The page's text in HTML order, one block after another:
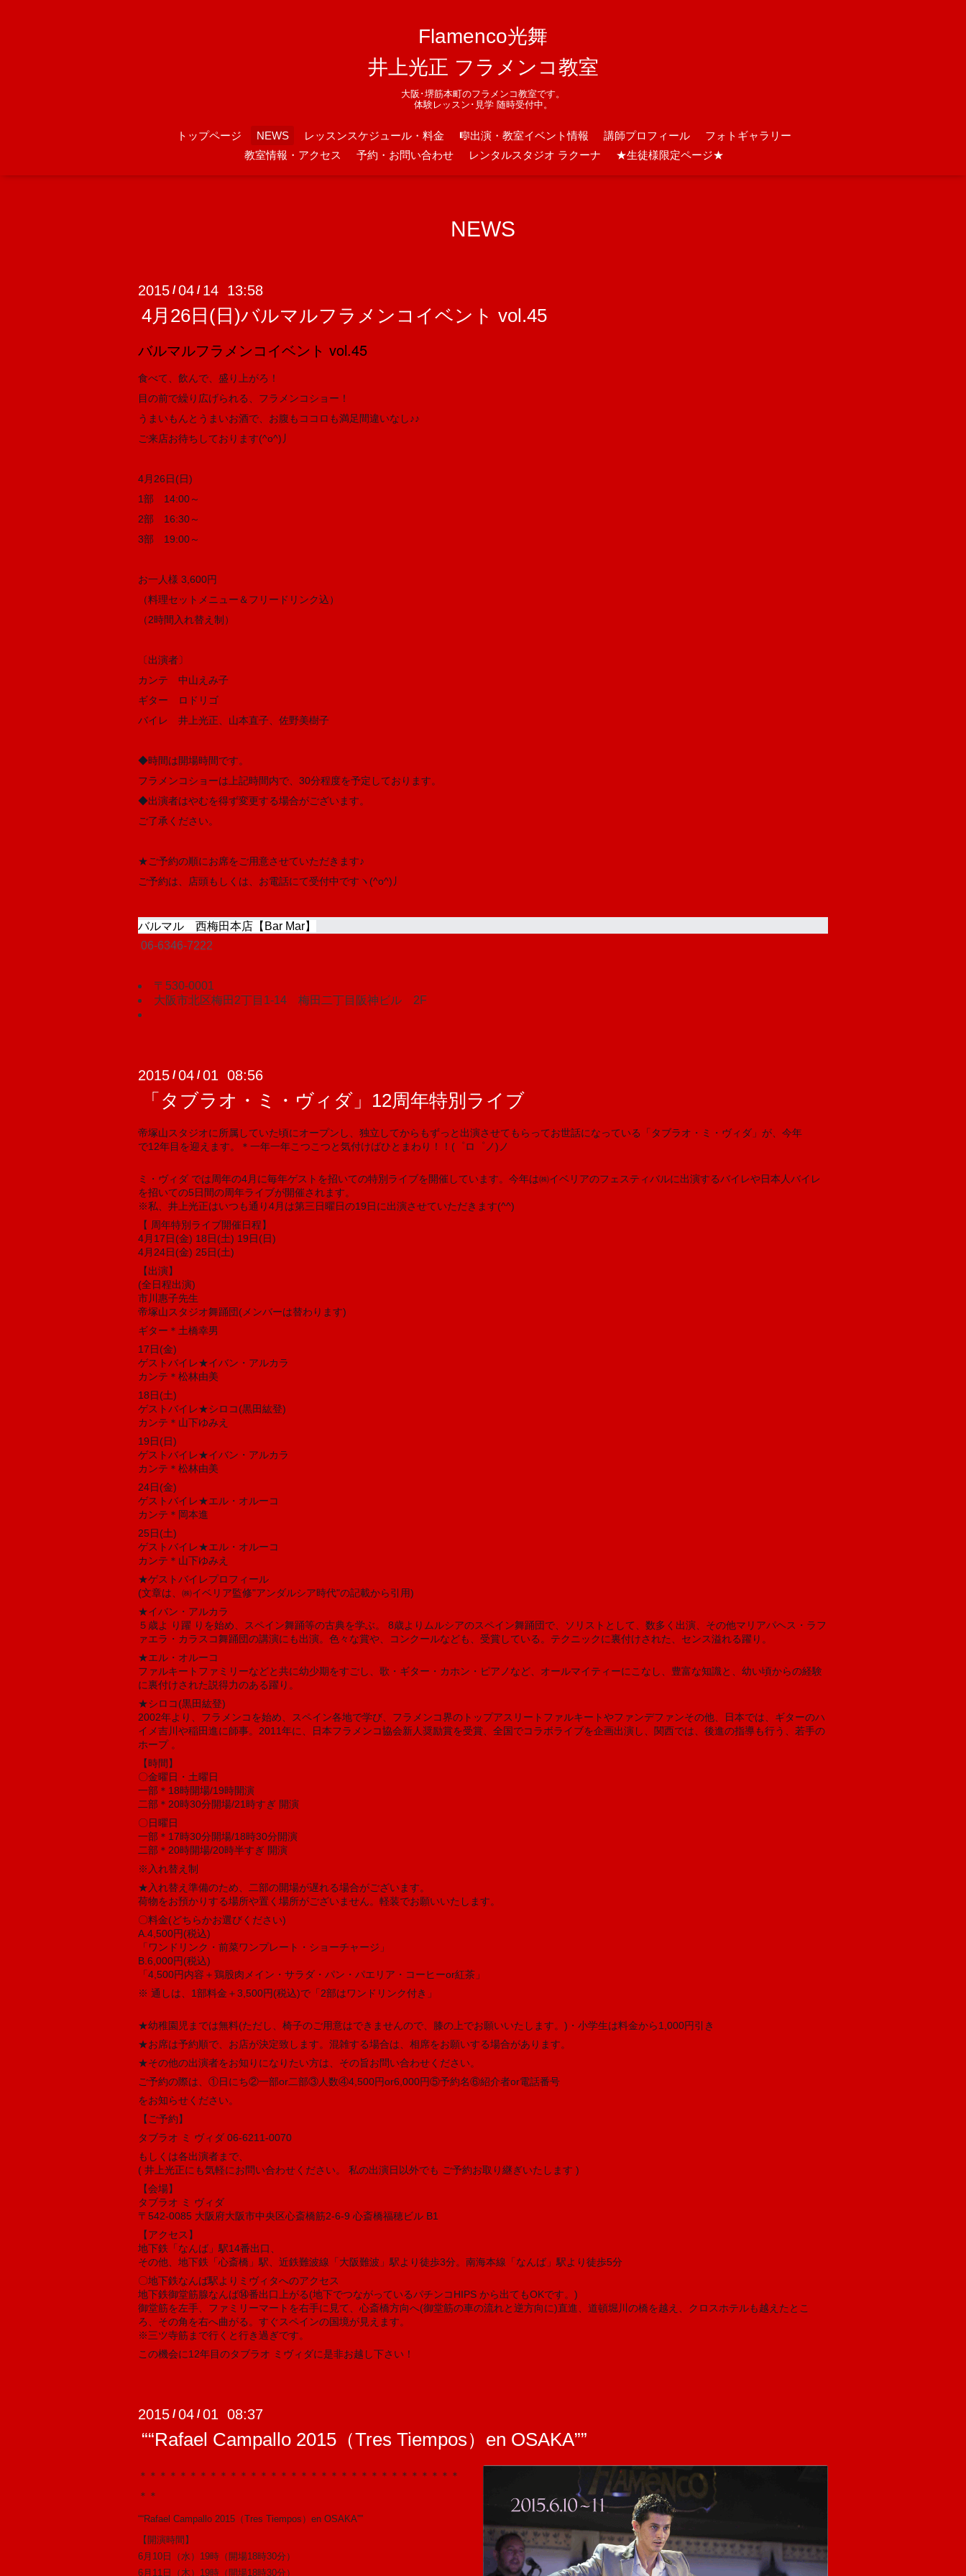
Flamenco光舞
井上光正 フラメンコ教室
大阪･堺筋本町のフラメンコ教室です。
体験レッスン･見学 随時受付中。
トップページ NEWS レッスンスケジュール・料金 🎼出演・教室イベント情報 講師プロフィール
フォトギャラリー
教室情報・アクセス
予約・お問い合わせ レンタルスタジオ ラクーナ ★生徒様限定ページ★
NEWS
2015 /04 / 14 13:58
4月26日(日)バルマルフラメンコイベント vol.45
バルマルフラメンコイベント vol.45
食べて、飲んで、盛り上がろ！
目の前で繰り広げられる、フラメンコショー！
うまいもんとうまいお酒で、お腹もココロも満足間違いな し♪♪
ご来店お待ちしております(^o^)丿
4月26日(日)
1部 14:00～
2部 16:30～
3部 19:00～
お一人様 3,600円
（料理セットメニュー＆フリードリンク込）
（2時間入れ替え制）
〔出演者〕
カンテ 中山えみ子
ギター ロドリゴ
バイレ 井上光正、山本直子、佐野美樹子
◆時間は開場時間です。
フラメンコショーは上記時間内で、30分程度を予定しております。
◆出演者はやむを得ず変更する場合がございます。
ご了承ください。
★ご予約の順にお席をご用意させていただきます♪
ご予約は、店頭もしくは、お電話にて受付中ですヽ(^o^)丿
バルマル 西梅田本店【Bar Mar】
06-6346-7222
〒530-0001
大阪市北区梅田2丁目1-14 梅田二丁目阪神ビル 2F
2015 /04 /01 08:56
「タブラオ・ミ・ヴィダ」12周年特別ライブ
帝塚山スタジオに所属していた頃にオープンし、独立してからもずっと出演させてもらってお世話になっている「タブラオ・ミ・ヴィダ」が、今年
で12年目を迎えます。＊一年一年こつこつと気付けばひとまわり！！(゜ロ゜ノ)ノ
ミ・ヴィダ では周年の4月に毎年ゲストを招いての特別ライブを開催しています。今年は㈱イベリアのフェスティバルに出演するバイレや日本人バイレ
を招いての5日間の周年ライブが開催されます。
※私、井上光正はいつも通り4月は第三日曜日の19日に出演させていただきます(^^)
【 周年特別ライブ開催日程】
4月17日(金) 18日(土) 19日(日)
4月24日(金) 25日(土)
【出演】
(全日程出演)
市川惠子先生
帝塚山スタジオ舞踊団(メンバーは替わります)
ギター＊土橋幸男
17日(金)
ゲストバイレ★イバン・アルカラ
カンテ＊松林由美
18日(土)
ゲストバイレ★シロコ(黒田紘登)
カンテ＊山下ゆみえ
19日(日)
ゲストバイレ★イバン・アルカラ
カンテ＊松林由美
24日(金)
ゲストバイレ★エル・オルーコ
カンテ＊岡本進
25日(土)
ゲストバイレ★エル・オルーコ
カンテ＊山下ゆみえ
★ゲストバイレプロフィール
(文章は、㈱イベリア監修"アンダルシア時代"の記載から引用)
★イバン・アルカラ
５歳よ り躍 りを始め、スペイン舞踊等の古典を学ぶ。 8歳よりムルシアのスペイン舞踊団で、ソリストとして、数多く出演、その他マリアパヘス・ラフ
ァエラ・カラスコ舞踊団の講演にも出演。色々な賞や、コンクールなども、受賞している。テクニックに裏付けされた、センス溢れる躍り。
★エル・オルーコ
ファルキートファミリーなどと共に幼少期をすごし、歌・ギター・カホン・ピアノなど、オールマイティーにこなし、豊富な知識と、幼い頃からの経験
に裏付けされた説得力のある躍り。
★シロコ(黒田紘登)
2002年より、フラメンコを始め、スペイン各地で学び、フラメンコ界のトップアスリートファルキートやファンデファンその他、日本では、ギターのハ
イメ吉川や稲田進に師事。2011年に、日本フラメンコ協会新人奨励賞を受賞、全国でコラボライブを企画出演し、関西では、後進の指導も行う、若手の
ホープ 。
【時間】
〇金曜日・土曜日
一部＊18時開場/19時開演
二部＊20時30分開場/21時すぎ 開演
〇日曜日
一部＊17時30分開場/18時30分開演
二部＊20時開場/20時半すぎ 開演
※入れ替え制
★入れ替え準備のため、二部の開場が遅れる場合がございます。
荷物をお預かりする場所や置く場所がございません。軽装でお願いいたします。
〇料金(どちらかお選びください)
A.4,500円(税込)
「ワンドリンク・前菜ワンプレート・ショーチャージ」
B.6,000円(税込)
「4,500円内容＋鶏股肉メイン・サラダ・パン・パエリア・コーヒーor紅茶」
※ 通しは、1部料金＋3,500円(税込)で「2部はワンドリンク付き」
★幼稚園児までは無料(ただし、椅子のご用意はできませんので、膝の上でお願いいたします。)・小学生は料金から1,000円引き
★お席は予約順で、お店が決定致します。混雑する場合は、相席をお願いする場合があります。
★その他の出演者をお知りになりたい方は、その旨お問い合わせください。
ご予約の際は、①日にち②一部or二部③人数④4,500円or6,000円⑤予約名⑥紹介者or電話番号
をお知らせください。
【ご予約】
タブラオ ミ ヴィダ 06-6211-0070
もしくは各出演者まで、
( 井上光正にも気軽にお問い合わせください。 私の出演日以外でも ご予約お取り継ぎいたします )
【会場】
タブラオ ミ ヴィダ
〒542-0085 大阪府大阪市中央区心斎橋筋2-6-9 心斎橋福穂ビル B1
【アクセス】
地下鉄「なんば」駅14番出口、
その他、地下鉄「心斎橋」駅、近鉄難波線「大阪難波」駅より徒歩3分。南海本線「なんば」駅より徒歩5分
〇地下鉄なんば駅よりミヴィタへのアクセス
地下鉄御堂筋腺なんば⑭番出口上がる(地下でつながっているパチンコHIPS から出てもOKです。)
御堂筋を左手、ファミリーマートを右手に見て、心斎橋方向へ(御堂筋の車の流れと逆方向に)直進、道頓堀川の橋を越え、クロスホテルも越えたとこ
ろ、その角を右へ曲がる。すぐスペインの国境が見えます。
※三ツ寺筋まで行くと行き過ぎです。
この機会に12年目のタブラオ ミヴィダに是非お越し下さい！
2015 /04 /01 08:37
““Rafael Campallo 2015（Tres Tiempos）en OSAKA””
＊＊＊＊＊＊＊＊＊＊＊＊＊＊＊＊＊ ＊＊＊＊＊＊＊＊＊＊＊＊＊＊＊
＊＊
““Rafael Campallo 2015（Tres Tiempos）en OSAKA””
【開演時間】
6月10日（水）19時（開場18時30分）
6月11日（木）19時（開場18時30分）